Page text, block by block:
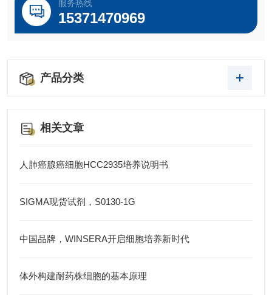
服务热线
15371470969
产品分类
相关文章
人肺癌腺癌细胞HCC2935培养说明书
SIGMA现货试剂，S0130-1G
中国品牌，WINSERA开启细胞培养新时代
体外构建耐药株细胞的基本原理